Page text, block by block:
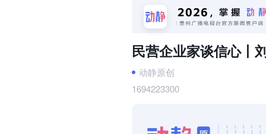
民营企业家谈信心丨
动静原创
1694223300